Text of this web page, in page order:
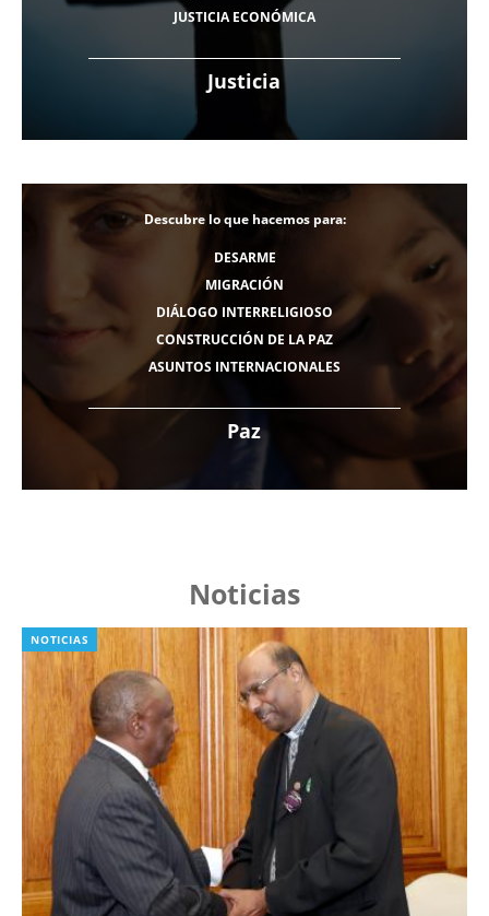
Justicia
JUSTICIA ECONÓMICA
Paz
Descubre lo que hacemos para:
DESARME
MIGRACIÓN
DIÁLOGO INTERRELIGIOSO
CONSTRUCCIÓN DE LA PAZ
ASUNTOS INTERNACIONALES
Noticias
NOTICIAS